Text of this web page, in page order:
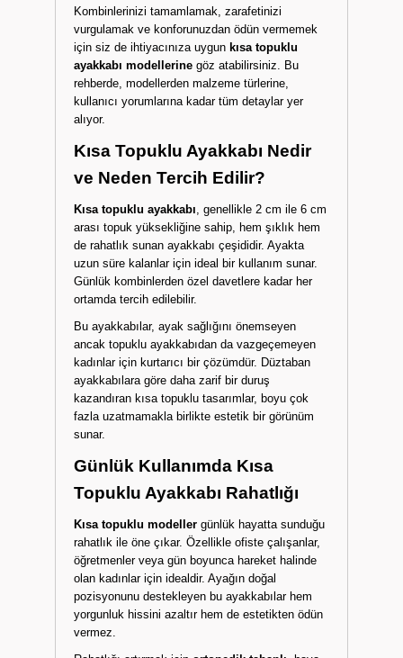
Kombinlerinizi tamamlamak, zarafetinizi
vurgulamak ve konforunuzdan ödün vermemek
için siz de ihtiyacınıza uygun kısa topuklu
ayakkabı modellerinegöz atabilirsiniz. Bu
rehberde, modellerden malzeme türlerine,
kullanıcı yorumlarına kadar tüm detaylar yer
alıyor.
Kısa Topuklu Ayakkabı Nedir
ve Neden Tercih Edilir?
Kısa topuklu ayakkabı , genellikle 2 cm ile 6 cm
arası topuk yüksekliğine sahip, hem şıklık hem
de rahatlık sunan ayakkabı çeşididir. Ayakta
uzun süre kalanlar için ideal bir kullanım sunar.
Günlük kombinlerden özel davetlere kadar her
ortamda tercih edilebilir.
Bu ayakkabılar, ayak sağlığını önemseyen
ancak topuklu ayakkabıdan da vazgeçemeyen
kadınlar için kurtarıcı bir çözümdür. Düztaban
ayakkabılara göre daha zarif bir duruş
kazandıran kısa topuklu tasarımlar, boyu çok
fazla uzatmamakla birlikte estetik bir görünüm
sunar.
Günlük Kullanımda Kısa
Topuklu Ayakkabı Rahatlığı
Kısa topuklu modellergünlük hayatta sunduğu
rahatlık ile öne çıkar. Özellikle ofiste çalışanlar,
öğretmenler veya gün boyunca hareket halinde
olan kadınlar için idealdir. Ayağın doğal
pozisyonunu destekleyen bu ayakkabılar hem
yorgunluk hissini azaltır hem de estetikten ödün
vermez.